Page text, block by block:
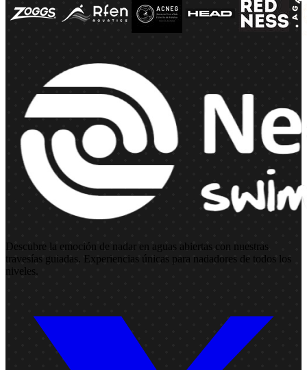
Descubre la emoción de nadar en aguas abiertas con nuestras
travesías guiadas. Experiencias únicas para nadadores de todos los
niveles.